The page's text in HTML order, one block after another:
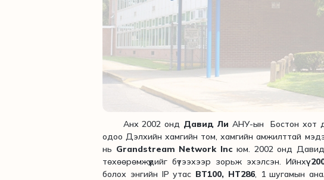
Анх 2002 онд Давид Ли АНУ-ын Бостон хот
одоо Дэлхийн хамгийн том, хамгийн амжилттай
нь Grandstream Network Inc юм. 2002 онд Давид
төхөөрөмжүүдийг бүтээхээр зорьж эхэлсэн. Ийнхүү
болох энгийн IP утас BT100, HT286, 1 шугамын